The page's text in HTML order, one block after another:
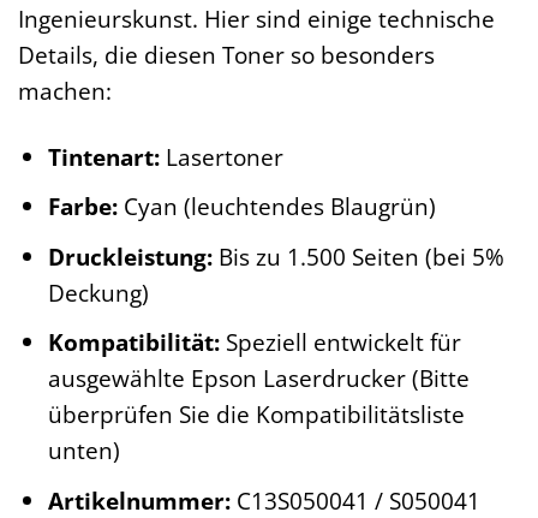
Ingenieurskunst. Hier sind einige technische
Details, die diesen Toner so besonders
machen:
Tintenart:Lasertoner
Farbe:Cyan (leuchtendes Blaugrün)
Druckleistung:Bis zu 1.500 Seiten (bei 5%
Deckung)
Kompatibilität:Speziell entwickelt für
ausgewählte Epson Laserdrucker (Bitte
überprüfen Sie die Kompatibilitätsliste
unten)
Artikelnummer:C13S050041 / S050041